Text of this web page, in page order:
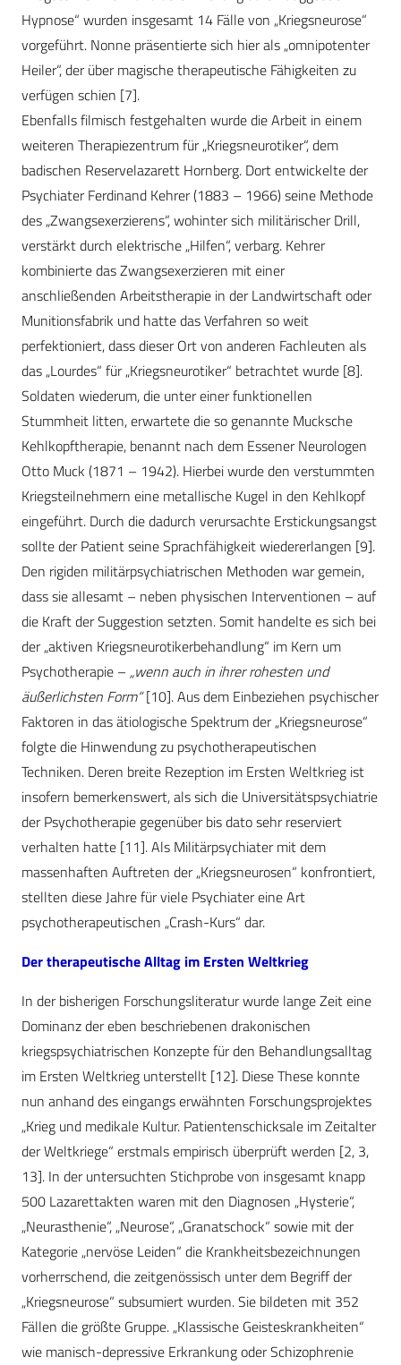
Hypnose“ wurden insgesamt 14 Fälle von „Kriegsneurose“
vorgeführt. Nonne präsentierte sich hier als „omnipotenter
Heiler“, der über magische therapeutische Fähigkeiten zu
verfügen schien [7].
Ebenfalls filmisch festgehalten wurde die Arbeit in einem
weiteren Therapiezentrum für „Kriegsneurotiker“, dem
badischen Reservelazarett Hornberg. Dort entwickelte der
Psychiater Ferdinand Kehrer (1883 – 1966) seine Methode
des „Zwangsexerzierens“, wohinter sich militärischer Drill,
verstärkt durch elektrische „Hilfen“, verbarg. Kehrer
kombinierte das Zwangsexerzieren mit einer
anschließenden Arbeitstherapie in der Landwirtschaft oder
Munitionsfabrik und hatte das Verfahren so weit
perfektioniert, dass dieser Ort von anderen Fachleuten als
das „Lourdes“ für „Kriegsneurotiker“ betrachtet wurde [8].
Soldaten wiederum, die unter einer funktionellen
Stummheit litten, erwartete die so genannte Mucksche
Kehlkopftherapie, benannt nach dem Essener Neurologen
Otto Muck (1871 – 1942). Hierbei wurde den verstummten
Kriegsteilnehmern eine metallische Kugel in den Kehlkopf
eingeführt. Durch die dadurch verursachte Erstickungsangst
sollte der Patient seine Sprachfähigkeit wiedererlangen [9].
Den rigiden militärpsychiatrischen Methoden war gemein,
dass sie allesamt – neben physischen Interventionen – auf
die Kraft der Suggestion setzten. Somit handelte es sich bei
der „aktiven Kriegsneurotikerbehandlung“ im Kern um
Psychotherapie – „wenn auch in ihrer rohesten und
äußerlichsten Form“[10]. Aus dem Einbeziehen psychischer
Faktoren in das ätiologische Spektrum der „Kriegsneurose“
folgte die Hinwendung zu psychotherapeutischen
Techniken. Deren breite Rezeption im Ersten Weltkrieg ist
insofern bemerkenswert, als sich die Universitätspsychiatrie
der Psychotherapie gegenüber bis dato sehr reserviert
verhalten hatte [11]. Als Militärpsychiater mit dem
massenhaften Auftreten der „Kriegsneurosen“ konfrontiert,
stellten diese Jahre für viele Psychiater eine Art
psychotherapeutischen „Crash-Kurs“ dar.
Der therapeutische Alltag im Ersten Weltkrieg
In der bisherigen Forschungsliteratur wurde lange Zeit eine
Dominanz der eben beschriebenen drakonischen
kriegspsychiatrischen Konzepte für den Behandlungsalltag
im Ersten Weltkrieg unterstellt [12]. Diese These konnte
nun anhand des eingangs erwähnten Forschungsprojektes
„Krieg und medikale Kultur. Patientenschicksale im Zeitalter
der Weltkriege“ erstmals empirisch überprüft werden [2, 3,
13]. In der untersuchten Stichprobe von insgesamt knapp
500 Lazarettakten waren mit den Diagnosen „Hysterie“,
„Neurasthenie“, „Neurose“, „Granatschock“ sowie mit der
Kategorie „nervöse Leiden“ die Krankheitsbezeichnungen
vorherrschend, die zeitgenössisch unter dem Begriff der
„Kriegsneurose“ subsumiert wurden. Sie bildeten mit 352
Fällen die größte Gruppe. „Klassische Geisteskrankheiten“
wie manisch-depressive Erkrankung oder Schizophrenie